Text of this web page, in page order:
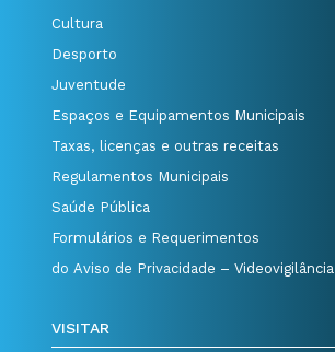
Cultura
Desporto
Juventude
Espaços e Equipamentos Municipais
Taxas, licenças e outras receitas
Regulamentos Municipais
Saúde Pública
Formulários e Requerimentos
do Aviso de Privacidade – Videovigilância
VISITAR